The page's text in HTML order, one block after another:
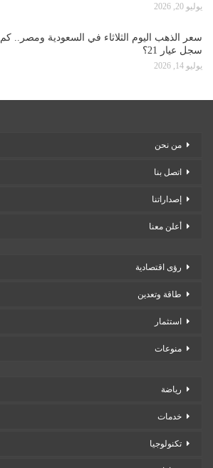
يوليو 20, 2026
سعر الذهب اليوم الثلاثاء في السعودية ومصر.. كم
سجل عيار 21؟
يوليو 14, 2026
من نحن
اتصل بنا
إصداراتنا
أعلن معنا
رؤى اقتصادية
طاقة وتعدين
استثمار
منوعات
رياضة
خدمات
تكنولوجيا